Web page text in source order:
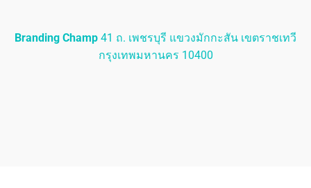
Branding Champ 41 ถ. เพชรบุรี แขวงมักกะสัน เขตราชเทวี
กรุงเทพมหานคร 10400